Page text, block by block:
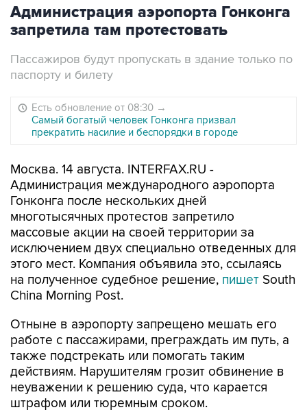
Администрация аэропорта Гонконга
запретила там протестовать
Пассажиров будут пропускать в здание только по
паспорту и билету
Есть обновление от 08:30 →
Самый богатый человек Гонконга призвал
прекратить насилие и беспорядки в городе
Москва. 14 августа. INTERFAX.RU -
Администрация международного аэропорта
Гонконга после нескольких дней
многотысячных протестов запретило
массовые акции на своей территории за
исключением двух специально отведенных для
этого мест. Компания объявила это, ссылаясь
на полученное судебное решение, пишет South
China Morning Post.
Отныне в аэропорту запрещено мешать его
работе с пассажирами, преграждать им путь, а
также подстрекать или помогать таким
действиям. Нарушителям грозит обвинение в
неуважении к решению суда, что карается
штрафом или тюремным сроком.